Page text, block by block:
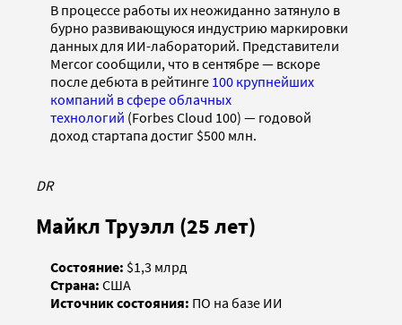
В процессе работы их неожиданно затянуло в
бурно развивающуюся индустрию маркировки
данных для ИИ-лабораторий. Представители
Mercor сообщили, что в сентябре — вскоре
после дебюта в рейтинге 100 крупнейших
компаний в сфере облачных
технологий (Forbes Cloud 100) — годовой
доход стартапа достиг $500 млн.
DR
Майкл Труэлл (25 лет)
Состояние: $1,3 млрд
Страна: США
Источник состояния: ПО на базе ИИ